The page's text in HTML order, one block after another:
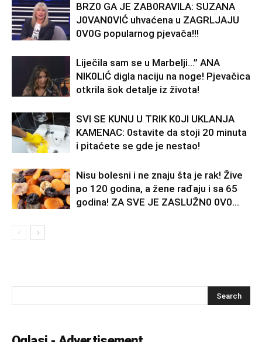
BRZ0 GA JE ZAB0RAVlLA: SUZANA
J0VAN0VIĆ uhvaćena u ZAGRLJAJU
0V0G popularnog pjevača!!!
Liječila sam se u Marbelji…” ANA
NlK0LlĆ digla naciju na noge! Pjevačica
otkrila šok detalje iz života!
SVl SE KUNU U TRlK K0Jl UKLANJA
KAMENAC: 0stavite da stoji 20 minuta
i pitaćete se gde je nestao!
Nisu bolesni i ne znaju šta je rak! Žive
po 120 godina, a žene rađaju i sa 65
godina! ZA SVE JE ZASLUŽN0 0V0...